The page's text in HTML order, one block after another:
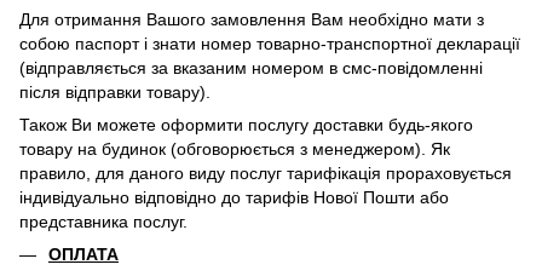
Для отримання Вашого замовлення Вам необхідно мати з
собою паспорт і знати номер товарно-транспортної декларації
(відправляється за вказаним номером в смс-повідомленні
після відправки товару).
Також Ви можете оформити послугу доставки будь-якого
товару на будинок (обговорюється з менеджером). Як
правило, для даного виду послуг тарифікація прораховується
індивідуально відповідно до тарифів Нової Пошти або
представника послуг.
ОПЛАТА